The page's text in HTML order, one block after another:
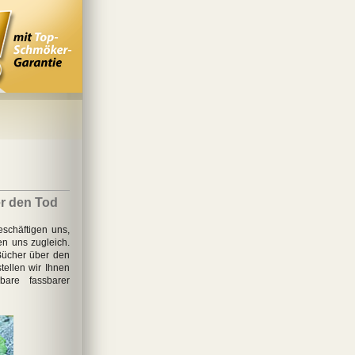
den Tod
uns,
uns zugleich.
über den
wir Ihnen
fassbarer